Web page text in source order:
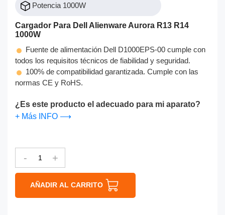
Potencia 1000W
Cargador Para Dell Alienware Aurora R13 R14
1000W
Fuente de alimentación Dell D1000EPS-00 cumple con
todos los requisitos técnicos de fiabilidad y seguridad.
100% de compatibilidad garantizada. Cumple con las
normas CE y RoHS.
¿Es este producto el adecuado para mi aparato?
+ Más INFO ⟶
- +
AÑADIR AL CARRITO